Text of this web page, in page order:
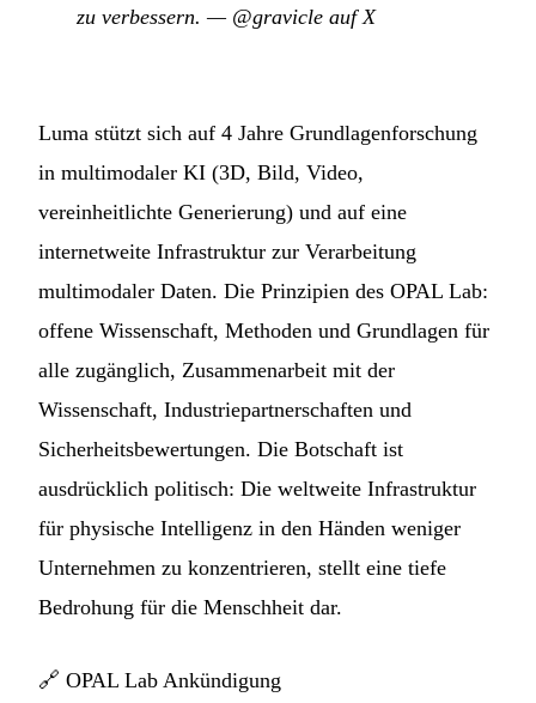
zu verbessern. — @gravicle auf X
Luma stützt sich auf 4 Jahre Grundlagenforschung
in multimodaler KI (3D, Bild, Video,
vereinheitlichte Generierung) und auf eine
internetweite Infrastruktur zur Verarbeitung
multimodaler Daten. Die Prinzipien des OPAL Lab:
offene Wissenschaft, Methoden und Grundlagen für
alle zugänglich, Zusammenarbeit mit der
Wissenschaft, Industriepartnerschaften und
Sicherheitsbewertungen. Die Botschaft ist
ausdrücklich politisch: Die weltweite Infrastruktur
für physische Intelligenz in den Händen weniger
Unternehmen zu konzentrieren, stellt eine tiefe
Bedrohung für die Menschheit dar.
🔗 OPAL Lab Ankündigung